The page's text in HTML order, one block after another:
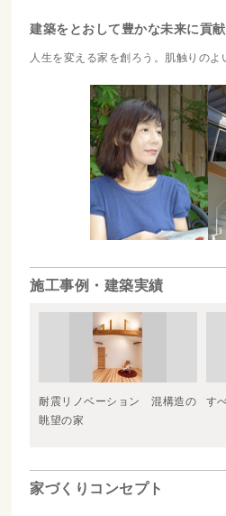
建築をとおして豊かな未来に貢献
人生を変える家を創ろう。肌触りのよ
施工事例・建築実績
耐震リノベーション 混構造の
眺望の家
す
家づくりコンセプト